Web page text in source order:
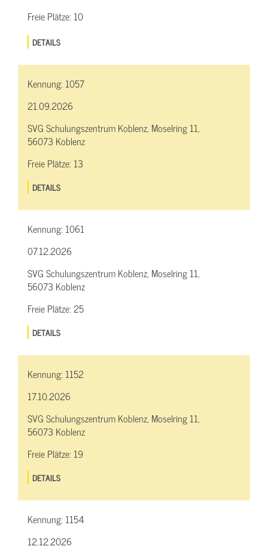
Freie Plätze: 10
DETAILS
Kennung: 1057
21.09.2026
SVG Schulungszentrum Koblenz, Moselring 11,
56073 Koblenz
Freie Plätze: 13
DETAILS
Kennung: 1061
07.12.2026
SVG Schulungszentrum Koblenz, Moselring 11,
56073 Koblenz
Freie Plätze:25
DETAILS
Kennung: 1152
17.10.2026
SVG Schulungszentrum Koblenz, Moselring 11,
56073 Koblenz
Freie Plätze: 19
DETAILS
Kennung: 1154
12.12.2026